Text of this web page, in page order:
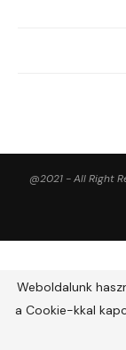
@2021 - All Right
Weboldalunk
a Cookie-kkal